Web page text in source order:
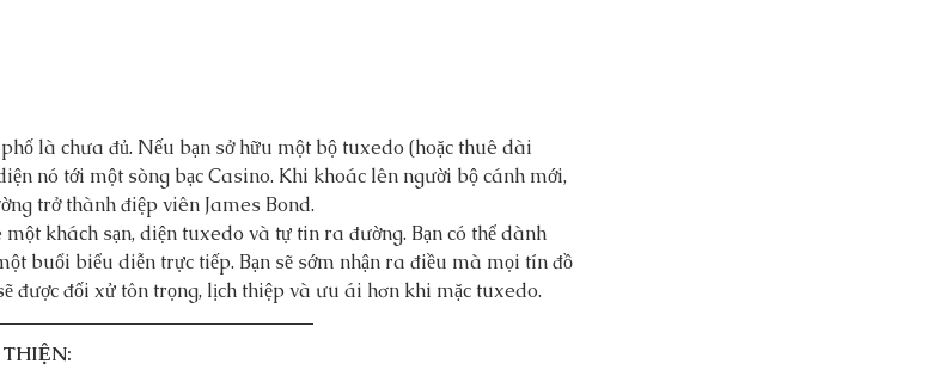
là chưa đủ. Nếu bạn sở hữu một bộ tuxedo (hoặc thuê dài
nó tới một sòng bạc Casino. Khi khoác lên người bộ cánh mới,
trở thành điệp viên James Bond.
khách sạn, diện tuxedo và tự tin ra đường. Bạn có thể dành
buổi biểu diễn trực tiếp. Bạn sẽ sớm nhận ra điều mà mọi tín đồ
được đối xử tôn trọng, lịch thiệp và ưu ái hơn khi mặc tuxedo.